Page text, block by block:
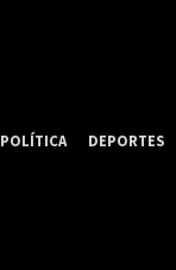
POLÍTICA DEPORTES